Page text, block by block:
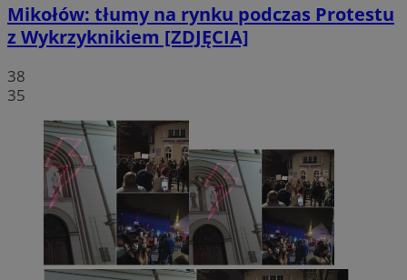
Mikołów: tłumy na rynku podczas Protestu
z Wykrzyknikiem [ZDJĘCIA]
38
35